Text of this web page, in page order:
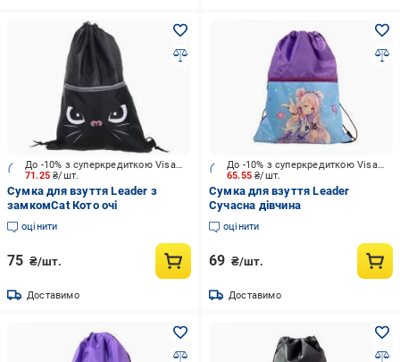
71.25₴/шт.
До -10% з суперкредиткою Visa Вигода
Сумка для взуття Leader з
замкомCat Кото очі
оцінити
75 ₴/шт.
Доставимо
65.55₴/шт.
До -10% з суперкредиткою Visa Вигода
Сумка для взуття Leader
Сучасна дівчина
оцінити
69 ₴/шт.
Доставимо